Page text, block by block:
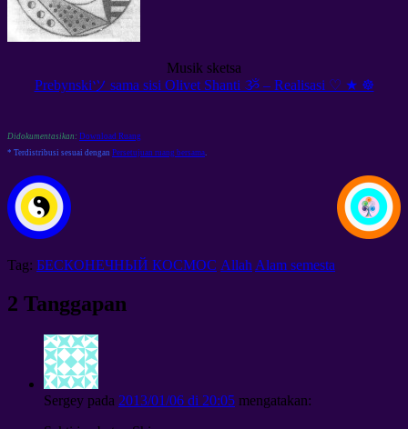
Musik sketsa
Prebynskiツ sama sisi Olivet Shanti ૐ – Realisasi ♡ ★ ☸
Didokumentasikan: Download Ruang
* Terdistribusi sesuai dengan Persetujuan ruang bersama
Tag: БЕСКОНЕЧНЫЙ КОСМОС Allah Alam semesta
2 Tanggapan
Sergey pada 2013/01/06 di 20:05 mengatakan: